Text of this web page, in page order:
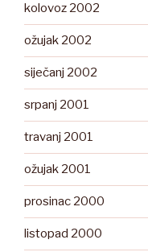
kolovoz 2002
ožujak 2002
siječanj 2002
srpanj 2001
travanj 2001
ožujak 2001
prosinac 2000
listopad 2000